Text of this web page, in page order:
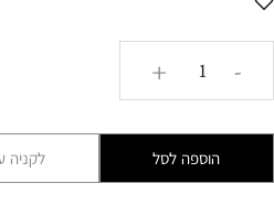
-
+
הוספה לסל לקניה